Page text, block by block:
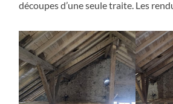
découpes d’une seule traite. Les